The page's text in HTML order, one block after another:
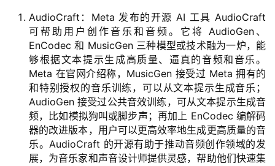
AudioCraft：Meta 发布的开源 AI 工具 AudioCraft
可帮助用户创作音乐和音频。它将 AudioGen、
EnCodec 和 MusicGen 三种模型或技术融为一炉，能
够根据文本提示生成高质量、逼真的音频和音乐。
Meta 在官网介绍称，MusicGen 接受过 Meta 拥有的
和特别授权的音乐训练，可以从文本提示生成音乐；
AudioGen 接受过公共音效训练，可从文本提示生成音
频，比如模拟狗叫或脚步声；再加上 EnCodec 编解码
器的改进版本，用户可以更高效率地生成更高质量的音
乐。AudioCraft 的开源有助于推动音频创作领域的发
展，为音乐家和声音设计师提供灵感，帮助他们快速集